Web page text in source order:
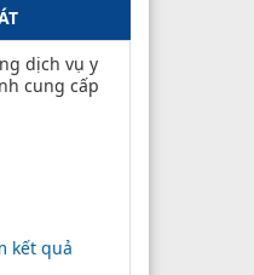
dịch vụ y
cung cấp
kết quả